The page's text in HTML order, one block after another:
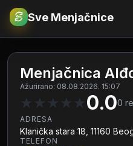
€RSD Sve Menjačnice
Menjačnica
Ažurirano: 08.08.2026. 15:07
★ ★ ★ ★ ★0.00
ADRESA
Klanička stara 18, 11160
TELEFON